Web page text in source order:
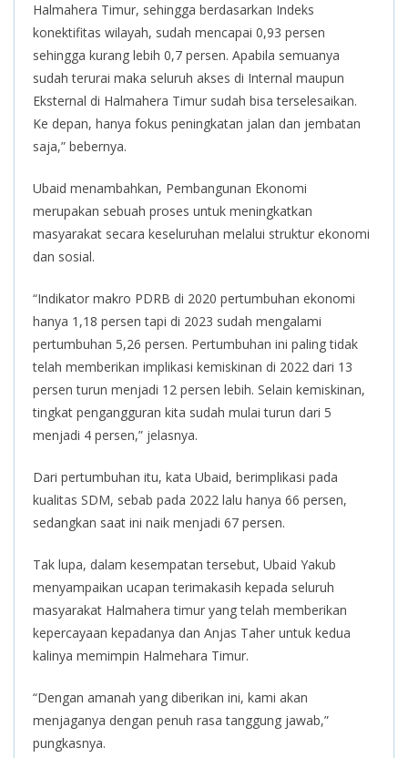
Halmahera Timur, sehingga berdasarkan Indeks
konektifitas wilayah, sudah mencapai 0,93 persen
sehingga kurang lebih 0,7 persen. Apabila semuanya
sudah terurai maka seluruh akses di Internal maupun
Eksternal di Halmahera Timur sudah bisa terselesaikan.
Ke depan, hanya fokus peningkatan jalan dan jembatan
saja,” bebernya.
Ubaid menambahkan, Pembangunan Ekonomi
merupakan sebuah proses untuk meningkatkan
masyarakat secara keseluruhan melalui struktur ekonomi
dan sosial.
“Indikator makro PDRB di 2020 pertumbuhan ekonomi
hanya 1,18 persen tapi di 2023 sudah mengalami
pertumbuhan 5,26 persen. Pertumbuhan ini paling tidak
telah memberikan implikasi kemiskinan di 2022 dari 13
persen turun menjadi 12 persen lebih. Selain kemiskinan,
tingkat pengangguran kita sudah mulai turun dari 5
menjadi 4 persen,” jelasnya.
Dari pertumbuhan itu, kata Ubaid, berimplikasi pada
kualitas SDM, sebab pada 2022 lalu hanya 66 persen,
sedangkan saat ini naik menjadi 67 persen.
Tak lupa, dalam kesempatan tersebut, Ubaid Yakub
menyampaikan ucapan terimakasih kepada seluruh
masyarakat Halmahera timur yang telah memberikan
kepercayaan kepadanya dan Anjas Taher untuk kedua
kalinya memimpin Halmehara Timur.
“Dengan amanah yang diberikan ini, kami akan
menjaganya dengan penuh rasa tanggung jawab,”
pungkasnya.